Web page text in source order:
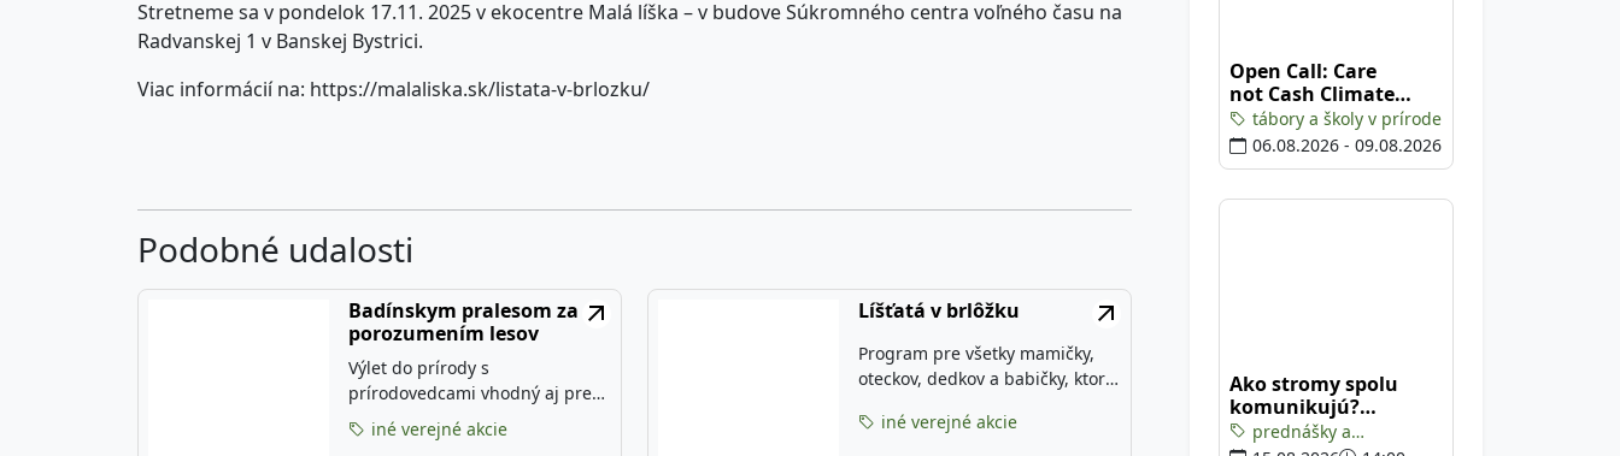
Stretneme sa v pondelok 17.11. 2025 v ekocentre Malá líška – v budove Súkromného centra voľného času na
Radvanskej 1 v Banskej Bystrici.
Viac informácií na: https://malaliska.sk/listata-v-brlozku/
Podobné udalosti
Badínskym pralesom za
porozumením lesov
Výlet do prírody s
prírodovedcami vhodný aj pre
rodiny s deťmi. Pôjdeme si
pozrieť prales, ktorý máme
iné verejné akcie
Líšťatá v brlôžku
Program pre všetky mamičky,
oteckov, dedkov a babičky, ktorí
Môžete sa tešiť na divadielka,
iné verejné akcie
Open Call: Care
not Cash Climate
Camp
tábory a školy v prírode
06.08.2026 - 09.08.2026
Ako stromy spolu
komunikujú?
(prednáška s
prednášky a